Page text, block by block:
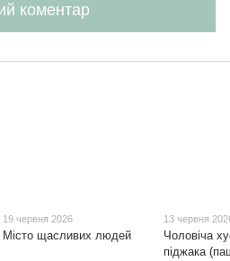
коментар
19 червня 2026
Місто щасливих людей
13 червня
Чоловіча
піджака